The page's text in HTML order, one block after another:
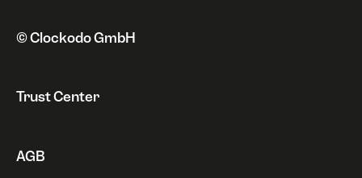
Rechnungen
Sonstiges
© Clockodo GmbH
Trust Center
AGB